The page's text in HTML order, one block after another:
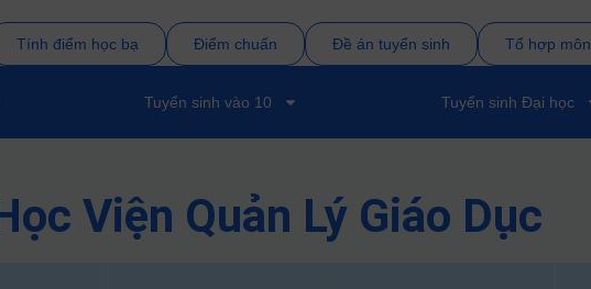
Tính điểm học bạ Điểm chuẩn Đề án tuyển sinh Tổ hợp môn
Tuyển sinh vào 10 Tuyển sinh Đại học
Viện Quản Lý Giáo Dục